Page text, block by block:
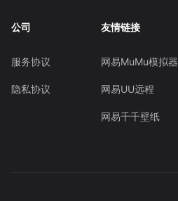
公司
服务协议
隐私协议
友情链接
网易MuMu模拟器
网易UU远程
网易千千壁纸